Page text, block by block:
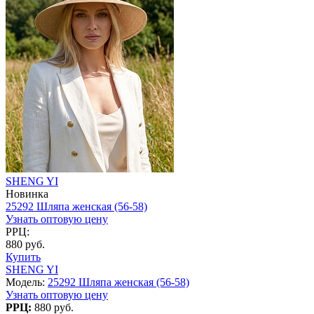
SHENG YI
Новинка
25292 Шляпа женская (56-58)
Узнать оптовую цену
РРЦ:
880 руб.
Купить
SHENG YI
Модель: 25292 Шляпа женская (56-58)
Узнать оптовую цену
РРЦ: 880 руб.